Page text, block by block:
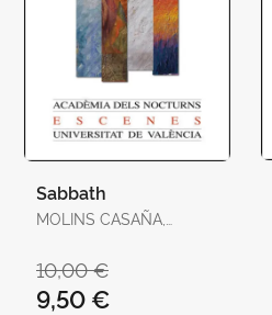
Sabbath
MOLINS CASAÑA,
10,00 €
9,50 €